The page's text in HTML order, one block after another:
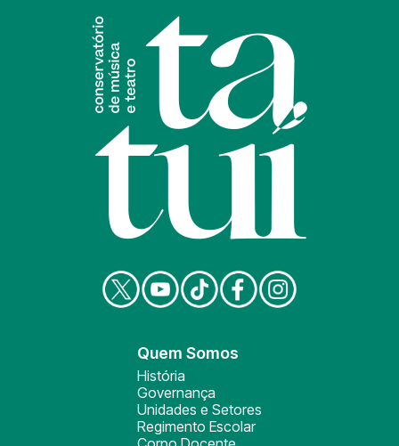
Quem Somos
História
Governança
Unidades e Setores
Regimento Escolar